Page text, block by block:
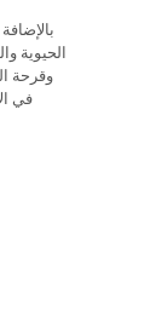
الحيوية
وقرحة